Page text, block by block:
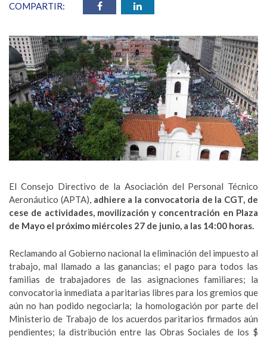
COMPARTIR:
El Consejo Directivo de la Asociación del Personal Técnico
Aeronáutico (APTA), adhiere a la convocatoria de la CGT, de
cese de actividades, movilización y concentración en Plaza
de Mayo el próximo miércoles 27 de junio, a las 14:00 horas.
Reclamando al Gobierno nacional la eliminación del impuesto al
trabajo, mal llamado a las ganancias; el pago para todos las
familias de trabajadores de las asignaciones familiares; la
convocatoria inmediata a paritarias libres para los gremios que
aún no han podido negociarla; la homologación por parte del
Ministerio de Trabajo de los acuerdos paritarios firmados aún
pendientes; la distribución entre las Obras Sociales de los $